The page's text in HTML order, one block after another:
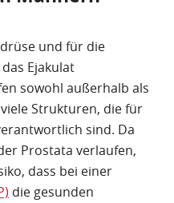
und für die
Ejakulat
sowohl außerhalb als
Strukturen, die für
sind. Da
Prostata verlaufen,
dass bei einer
die gesunden